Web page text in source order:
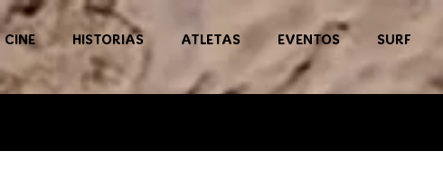
CINE HISTORIAS ATLETAS EVENTOS SURF